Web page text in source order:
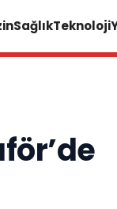
SağlıkTeknoloji